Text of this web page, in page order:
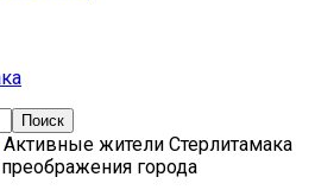
Активные жители Стерлитамака
города